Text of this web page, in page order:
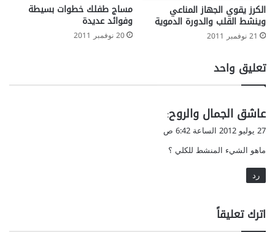
الكرز يقوي الجهاز المناعي
وينشط القلب والدورة الدموية
21 نوفمبر 2011
مساج طفلك خطوات بسيطة
وفوائد عديدة
20 نوفمبر 2011
تعليق واحد
ي
ق
ل
عاشق الجمال والروح:
27 يوليو 2012 الساعة 6:42 ص
ماهو الشيء المنشط للكلي ؟
رد
اترك تعليقاً